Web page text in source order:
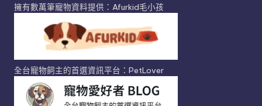
擁有數萬筆寵物資料提供：Afurkid毛小孩
全台寵物飼主的首選資訊平台：PetLover